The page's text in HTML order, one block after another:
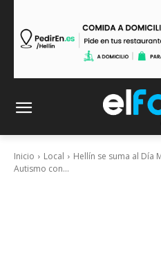
Inicio Local
Hellín se suma al Día
Autismo con...